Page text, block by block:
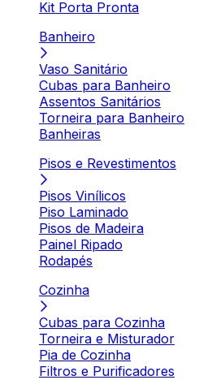
Kit Porta Pronta
Banheiro
Vaso Sanitário
Cubas para Banheiro
Assentos Sanitários
Torneira para Banheiro
Banheiras
Pisos e Revestimentos
Pisos Vinílicos
Piso Laminado
Pisos de Madeira
Painel Ripado
Rodapés
Cozinha
Cubas para Cozinha
Torneira e Misturador
Pia de Cozinha
Filtros e Purificadores